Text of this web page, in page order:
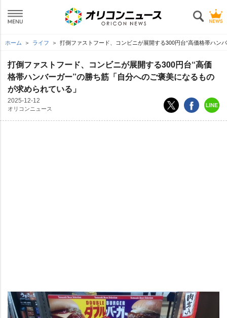
ホーム ライフ 打倒ファストフード、コンビニが展開する300円台“高価格帯ハン
打倒ファストフード、コンビニが展開する300円台“高価
格帯ハンバーガー”の勝ち筋「自分へのご褒美になるもの
が求められている」
2025-12-12
オリコンニュース